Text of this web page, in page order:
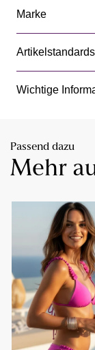
Marke
Artikelstandards
Wichtige
Passend dazu
Mehr